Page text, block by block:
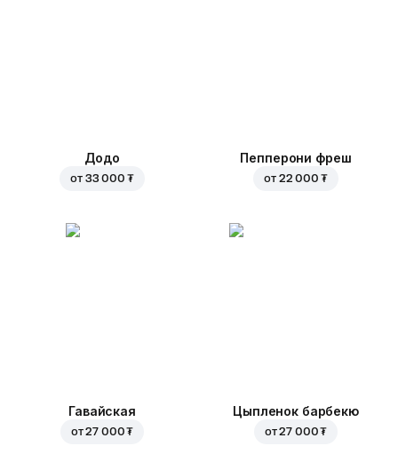
Додо
от 33 000 ₮
Пепперони фреш
от 22 000 ₮
Гавайская
от27 000 ₮
Цыпленок барбекю
от27 000 ₮